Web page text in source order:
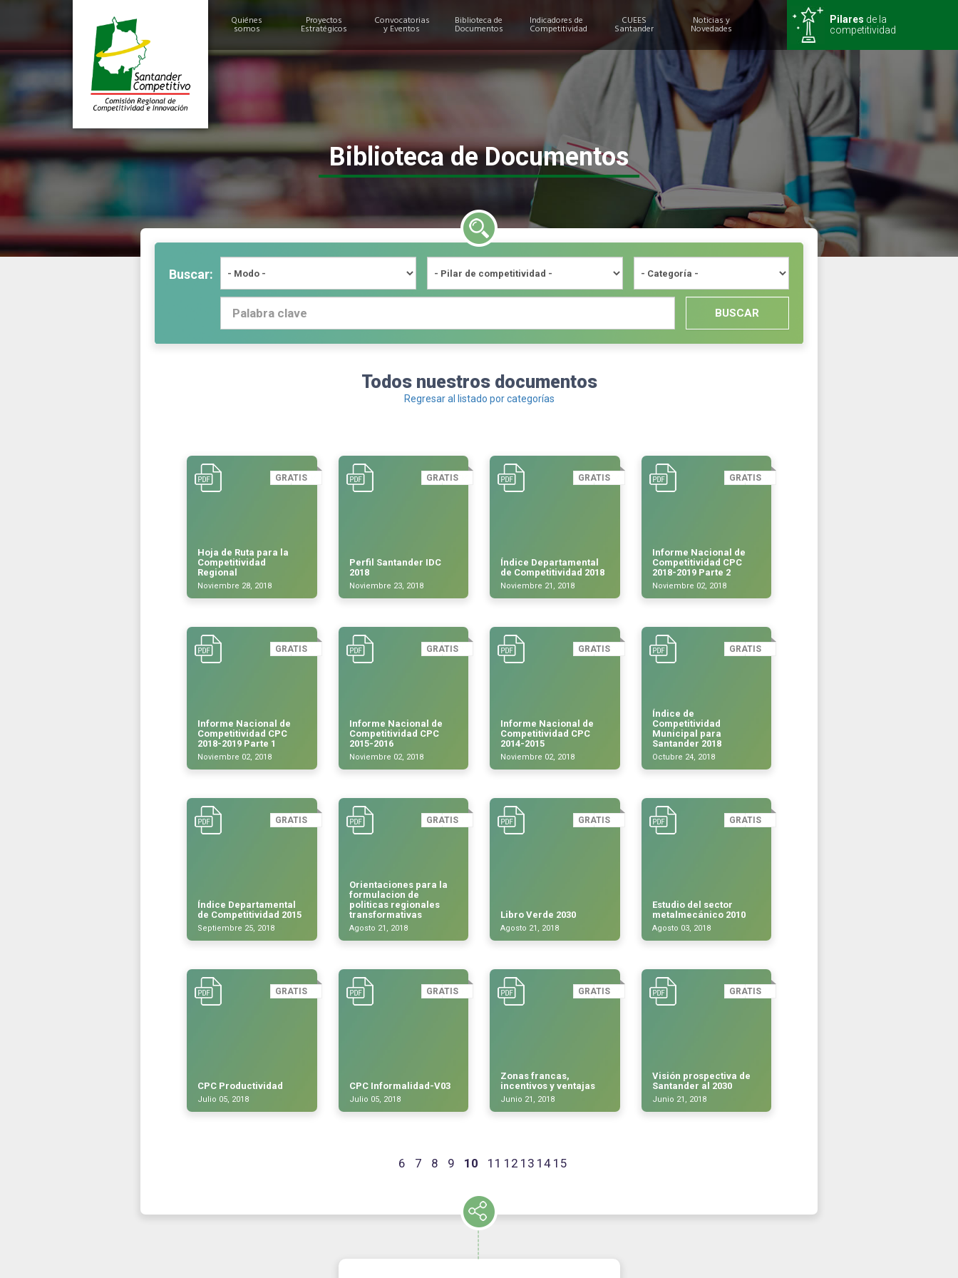
Pilares de la
competitividad
Quiénes
somos
Miembros
Estructura
Proyectos
Estratégicos
Convocatorias
y Eventos
Biblioteca de
Documentos
Indicadores de
Competitividad
CUEES
Santander
Noticias y
Novedades
Biblioteca de Documentos
Buscar:
BUSCAR
Todos nuestros documentos
Regresar al listado por categorías
GRATIS
Hoja de Ruta para la
Competitividad
Regional
Noviembre 28, 2018
GRATIS
Perfil Santander IDC
2018
Noviembre 23, 2018
GRATIS
Índice Departamental
de Competitividad 2018
Noviembre 21, 2018
GRATIS
Informe Nacional de
Competitividad CPC
2018-2019 Parte 2
Noviembre 02, 2018
GRATIS
Informe Nacional de
Competitividad CPC
2018-2019 Parte 1
Noviembre 02, 2018
GRATIS
Informe Nacional de
Competitividad CPC
2015-2016
Noviembre 02, 2018
GRATIS
Informe Nacional de
Competitividad CPC
2014-2015
Noviembre 02, 2018
GRATIS
Índice de
Competitividad
Municipal para
Santander 2018
Octubre 24, 2018
GRATIS
Índice Departamental
de Competitividad 2015
Septiembre 25, 2018
GRATIS
Orientaciones para la
formulacion de
politicas regionales
transformativas
Agosto 21, 2018
GRATIS
Libro Verde 2030
Agosto 21, 2018
GRATIS
Estudio del sector
metalmecánico 2010
Agosto 03, 2018
GRATIS
CPC Productividad
Julio 05, 2018
GRATIS
CPC Informalidad-V03
Julio 05, 2018
GRATIS
Zonas francas,
incentivos y ventajas
Junio 21, 2018
GRATIS
Visión prospectiva de
Santander al 2030
Junio 21, 2018
6 7 8 9 10 11 12 13 14 15